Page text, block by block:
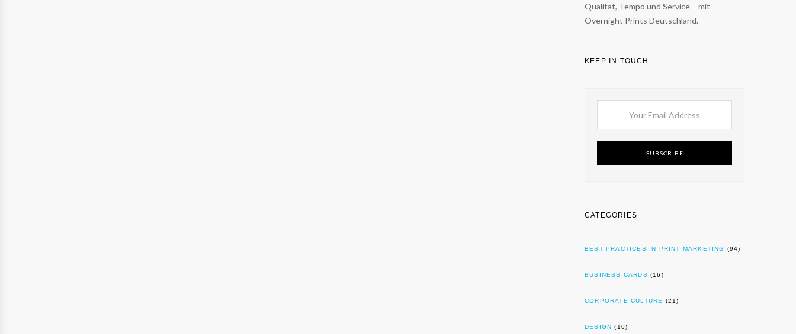
Qualität, Tempo und Service – mit
Overnight Prints Deutschland.
KEEP IN TOUCH
SUBSCRIBE
CATEGORIES
BEST PRACTICES IN PRINT MARKETING (94)
BUSINESS CARDS (16)
CORPORATE CULTURE (21)
DESIGN (10)